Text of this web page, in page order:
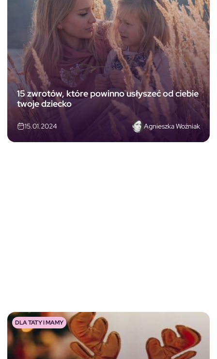
15 zwrotów, które powinno usłyszeć od ciebie
twoje dziecko
15.01.2024 Agnieszka Woźniak
DLA TATY I MAMY